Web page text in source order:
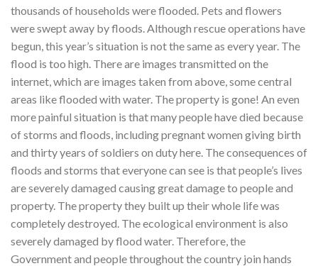
thousands of households were flooded. Pets and flowers
were swept away by floods. Although rescue operations have
begun, this year’s situation is not the same as every year. The
flood is too high. There are images transmitted on the
internet, which are images taken from above, some central
areas like flooded with water. The property is gone! An even
more painful situation is that many people have died because
of storms and floods, including pregnant women giving birth
and thirty years of soldiers on duty here. The consequences of
floods and storms that everyone can see is that people’s lives
are severely damaged causing great damage to people and
property. The property they built up their whole life was
completely destroyed. The ecological environment is also
severely damaged by flood water. Therefore, the
Government and people throughout the country join hands